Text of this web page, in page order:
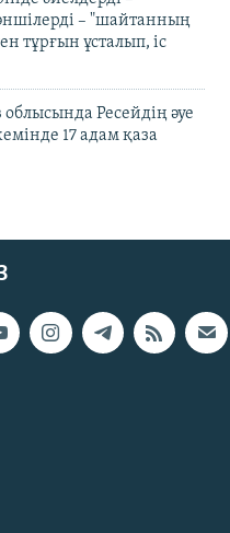
– "шайтанның
тұрғын ұсталып, іс
Ресейдің әуе
17 адам қаза